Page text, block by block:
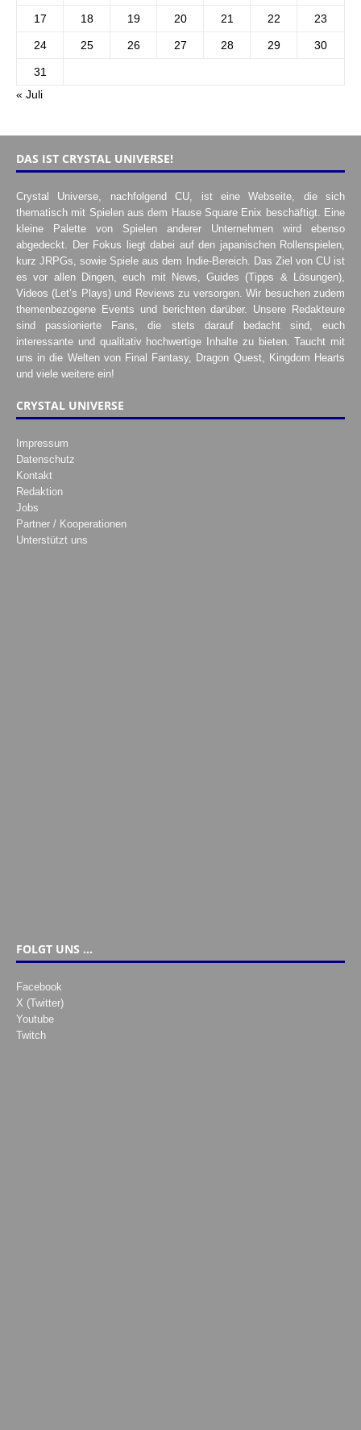
17 18 19 20 21 22 23
24 25 26 27 28 29 30
31
« Juli
DAS IST CRYSTAL UNIVERSE!
Crystal Universe, nachfolgend CU, ist eine Webseite, die sich
thematisch mit Spielen aus dem Hause Square Enix beschäftigt. Eine
kleine Palette von Spielen anderer Unternehmen wird ebenso
abgedeckt. Der Fokus liegt dabei auf den japanischen Rollenspielen,
kurz JRPGs, sowie Spiele aus dem Indie-Bereich. Das Ziel von CU ist
es vor allen Dingen, euch mit News, Guides (Tipps & Lösungen),
Videos (Let’s Plays) und Reviews zu versorgen. Wir besuchen zudem
themenbezogene Events und berichten darüber. Unsere Redakteure
sind passionierte Fans, die stets darauf bedacht sind, euch
interessante und qualitativ hochwertige Inhalte zu bieten. Taucht mit
uns in die Welten von Final Fantasy, Dragon Quest, Kingdom Hearts
und viele weitere ein!
CRYSTAL UNIVERSE
Impressum
Datenschutz
Kontakt
Redaktion
Jobs
Partner / Kooperationen
Unterstützt uns
FOLGT UNS …
Facebook
X (Twitter)
Youtube
Twitch